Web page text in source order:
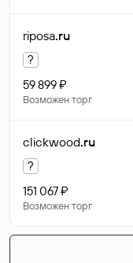
riposa.ru
?
59 899 ₽
Возможен торг
clickwood.ru
?
151 067 ₽
Возможен торг